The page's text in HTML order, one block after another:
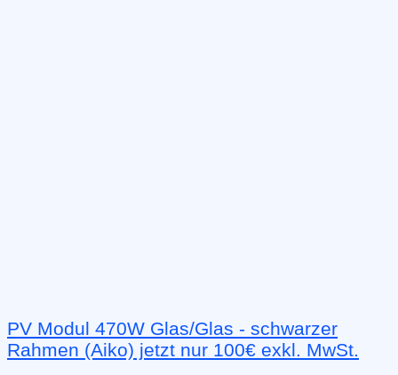
PV Modul 470W Glas/Glas - schwarzer
Rahmen (Aiko) jetzt nur 100€ exkl. MwSt.